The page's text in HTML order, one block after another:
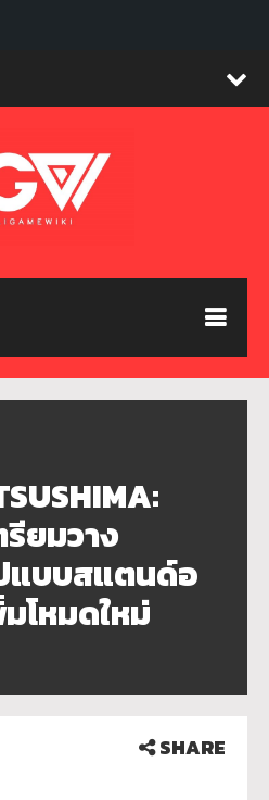
รียมวาง
แบบสแตนด์อ
โหมดใหม่
SHARE